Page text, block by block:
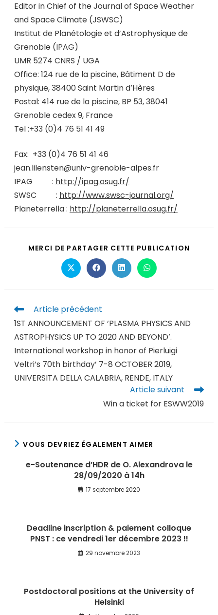
Editor in Chief of the Journal of Space Weather
and Space Climate (JSWSC)
Institut de Planétologie et d’Astrophysique de
Grenoble (IPAG)
UMR 5274 CNRS / UGA
Office: 124 rue de la piscine, Bâtiment D de
physique, 38400 Saint Martin d’Hères
Postal: 414 rue de la piscine, BP 53, 38041
Grenoble cedex 9, France
Tel :+33 (0)4 76 51 41 49
Fax: +33 (0)4 76 51 41 46
jean.lilensten@univ-grenoble-alpes.fr
IPAG : http://ipag.osug.fr/
SWSC : http://www.swsc-journal.org/
Planeterrella : http://planeterrella.osug.fr/
MERCI DE PARTAGER CETTE PUBLICATION
Article précédent
1ST ANNOUNCEMENT OF ‘PLASMA PHYSICS AND
ASTROPHYSICS UP TO 2020 AND BEYOND’.
International workshop in honor of Pierluigi
Veltri’s 70th birthday’ 7-8 OCTOBER 2019,
UNIVERSITA DELLA CALABRIA, RENDE, ITALY
Article suivant
Win a ticket for ESWW2019
VOUS DEVRIEZ ÉGALEMENT AIMER
e-Soutenance d’HDR de O. Alexandrova le
28/09/2020 à 14h
17 septembre 2020
Deadline inscription & paiement colloque
PNST : ce vendredi 1er décembre 2023 !!
29 novembre 2023
Postdoctoral positions at the University of
Helsinki